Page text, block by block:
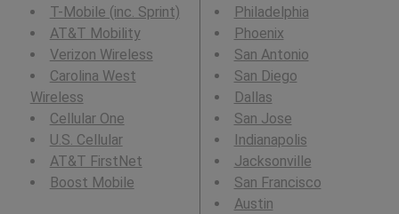
T-Mobile (inc. Sprint)
AT&T Mobility
Verizon Wireless
Carolina West
Wireless
Cellular One
U.S. Cellular
AT&T FirstNet
Boost Mobile
Philadelphia
Phoenix
San Antonio
San Diego
Dallas
San Jose
Indianapolis
Jacksonville
San Francisco
Austin